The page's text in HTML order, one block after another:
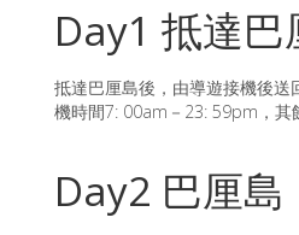
Day1 抵達巴
抵達巴厘島後，由導遊接機後送
機時間7: 00am－23: 59pm，其
Day2 巴厘島